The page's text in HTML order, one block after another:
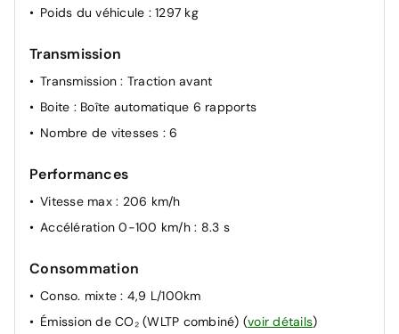
Poids du véhicule : 1297 kg
Transmission
Transmission: Traction avant
Boite : Boîte automatique 6 rapports
Nombre de vitesses : 6
Performances
Vitesse max : 206 km/h
Accélération 0-100 km/h : 8.3 s
Consommation
Conso. mixte: 4,9 L/100km
Émission de CO₂ (WLTP combiné) (voir détails)